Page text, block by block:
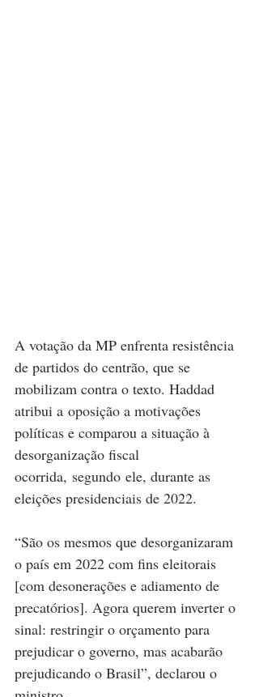
A votação da MP enfrenta resistência
de partidos do centrão, que se
mobilizam contra o texto. Haddad
atribui a oposição a motivações
políticas e comparou a situação à
desorganização fiscal
ocorrida, segundo ele, durante as
eleições presidenciais de 2022.
“São os mesmos que desorganizaram
o país em 2022 com fins eleitorais
[com desonerações e adiamento de
precatórios]. Agora querem inverter o
sinal: restringir o orçamento para
prejudicar o governo, mas acabarão
prejudicando o Brasil”, declarou o